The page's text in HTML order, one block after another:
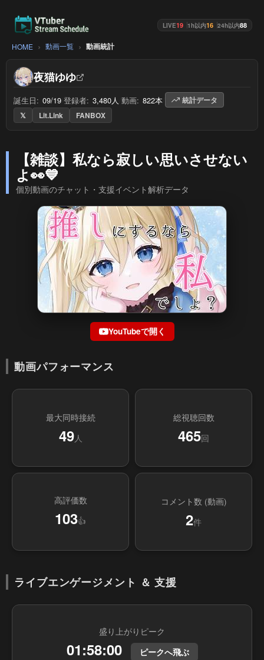
LIVE19 1h以内16 24h以内88
HOME 動画一覧 動画統計
夜猫ゆゆ
誕生日: 09/19 登録者: 3,480人 動画: 822本
統計データ
𝕏
Lit.Link FANBOX
【雑談】私なら寂しい思いさせない
よ👀💙
個別動画のチャット・支援イベント解析データ
YouTubeで開く
動画パフォーマンス
最大同時接続
49人
総視聴回数
465回
高評価数
103👍
コメント数 (動画)
2件
ライブエンゲージメント ＆ 支援
盛り上がりピーク
01:58:00 ピークへ飛ぶ